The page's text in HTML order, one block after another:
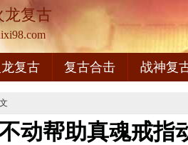
龙复古
龙复古 复古合击 战神复
动帮助真魂戒指